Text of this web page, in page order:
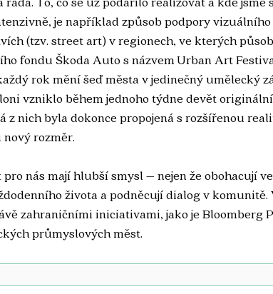
je například způsob podpory
(tzv. street art) v regionech, ve kterých
fondu Škoda Auto s názvem Urban Art
rok mění šeď města v jedinečný umělecký
vzniklo během jednoho týdne devět
z nich byla dokonce propojená s rozšířenou
rozměr.
nás mají hlubší smysl – nejen že obohacují
života a podněcují dialog v komunitě.
zahraničními iniciativami, jako je Bloomberg
průmyslových měst.